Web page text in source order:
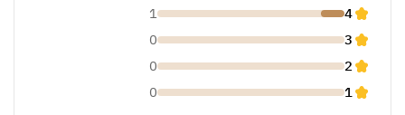
4
1
3
0
2
0
1
0